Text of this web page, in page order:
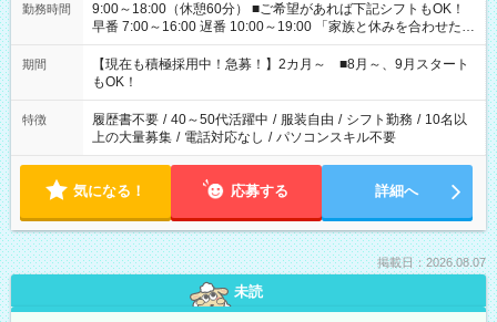
勤務時間
9:00～18:00（休憩60分） ■ご希望があれば下記シフトもOK！
早番 7:00～16:00 遅番 10:00～19:00 「家族と休みを合わせた
い」 「余裕を持って夕飯の準備がしたい」 「できれば残業はし
たくない」 など、ご希望を教えてくださいね。 ※Wワーク希望
の方へ 今ご覧のお仕事で希望する勤務時間と、もう1つのお仕事
の勤務時間。 合計で週40時間を超える場合は応募できません。
期間
【現在も積極採用中！急募！】2カ月～ ■8月～、9月スタート
もOK！
特徴 履歴書不要 / 40～50代活躍中 / 服装自由 / シフト勤務 / 10名以
上の大量募集 / 電話対応なし / パソコンスキル不要
気になる！ 応募する 詳細へ
掲載日：2026.08.07
未読